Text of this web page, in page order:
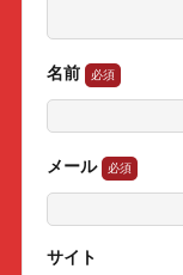
名前
メール
サイト